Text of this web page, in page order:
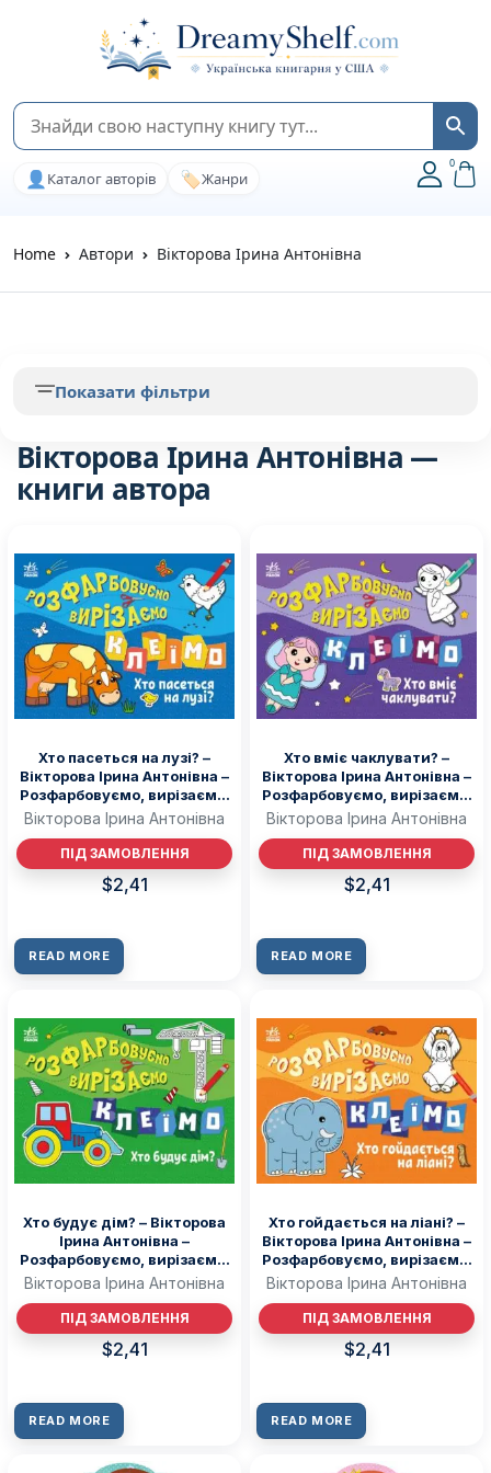
👤 Каталог авторів 🏷️Жанри
0
Home Автори Вікторова Ірина Антонівна
Вікторова Ірина Антонівна —
книги автора
Хто пасеться на лузі? –
Вікторова Ірина Антонівна –
Розфарбовуємо, вирізаємо,
клеїмо – Ранок
Вікторова Ірина Антонівна
ПІД ЗАМОВЛЕННЯ
$2,41
READ MORE
Хто вміє чаклувати? –
Вікторова Ірина Антонівна –
Розфарбовуємо, вирізаємо,
клеїмо – Ранок
Вікторова Ірина Антонівна
ПІД ЗАМОВЛЕННЯ
$2,41
READ MORE
Хто будує дім? – Вікторова
Ірина Антонівна –
Розфарбовуємо, вирізаємо,
клеїмо – Ранок
Вікторова Ірина Антонівна
ПІД ЗАМОВЛЕННЯ
$2,41
READ MORE
Хто гойдається на ліані? –
Вікторова Ірина Антонівна –
Розфарбовуємо, вирізаємо,
клеїмо – Ранок
Вікторова Ірина Антонівна
ПІД ЗАМОВЛЕННЯ
$2,41
READ MORE
Показати фільтри